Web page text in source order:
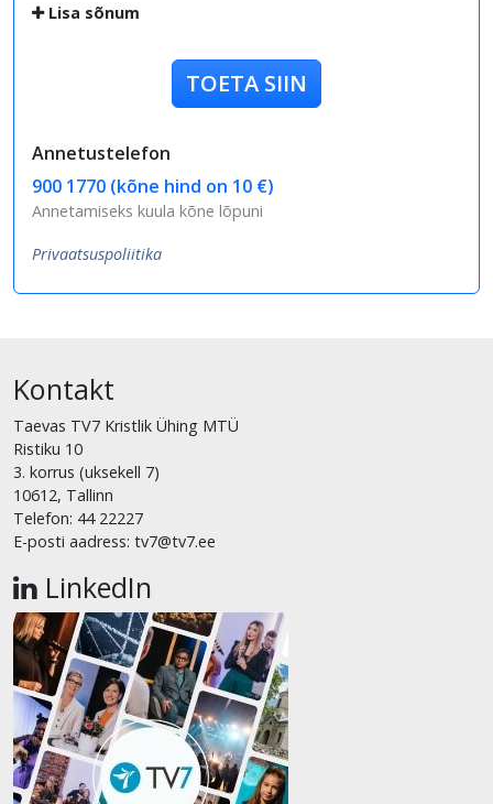
Lisa sõnum
TOETA SIIN
Annetustelefon
900 1770 (kõne hind on 10 €)
Annetamiseks kuula kõne lõpuni
Privaatsuspoliitika
Kontakt
Taevas TV7 Kristlik Ühing MTÜ
Ristiku 10
3. korrus (uksekell 7)
10612, Tallinn
Telefon: 44 22227
E-posti aadress: tv7@tv7.ee
LinkedIn